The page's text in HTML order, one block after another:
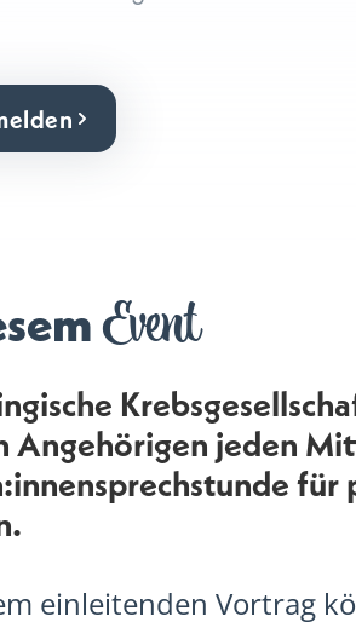
Event
Angehörigen jeden
für
einleitenden Vortrag